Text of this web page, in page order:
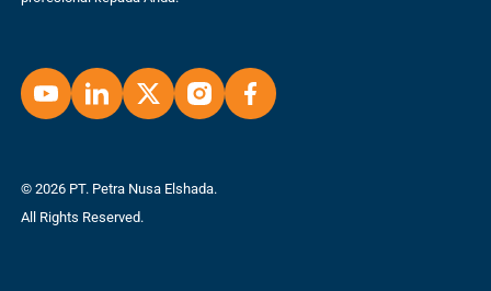
© 2026 PT. Petra Nusa Elshada.
All Rights Reserved.